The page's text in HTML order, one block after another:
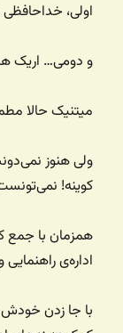
اولی،
و دومی… اریک
میتنیک حالا
ولی هنوز
کوینه!
همزمان با جمع
اداره‌ی
با جا زدن خودش